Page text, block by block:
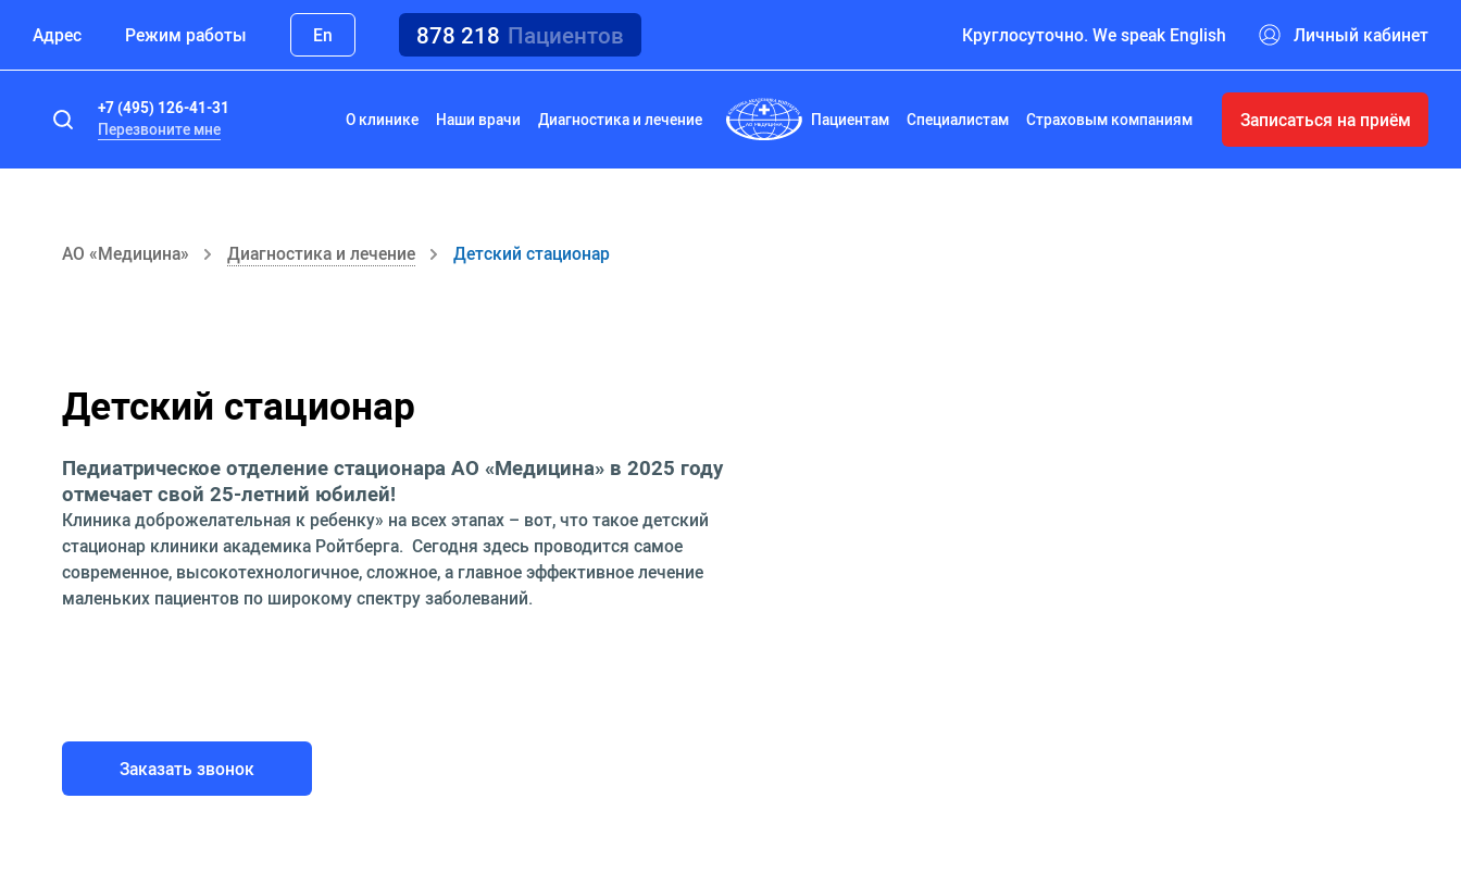
Адрес Режим работы En 878 218 Пациентов Круглосуточно. We speak English Личный кабинет
+7 (495) 126-41-31
Перезвоните мне
О клинике Наши врачи Диагностика и лечение Пациентам Специалистам Страховым компаниям Записаться на приём
АО «Медицина» Диагностика и лечение Детский стационар
Детский стационар
Педиатрическое отделение стационара АО «Медицина» в 2025 году
отмечает свой 25-летний юбилей!
Клиника доброжелательная к ребенку» на всех этапах – вот, что такое детский
стационар клиники академика Ройтберга. Сегодня здесь проводится самое
современное, высокотехнологичное, сложное, а главное эффективное лечение
маленьких пациентов по широкому спектру заболеваний.
Заказать звонок